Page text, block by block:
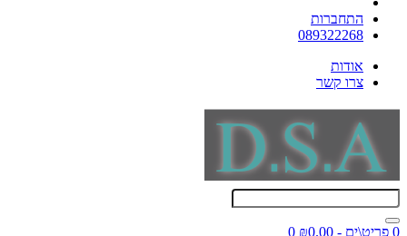
התחברות
089322268
אודות
צרו קשר
0 פריט\ים - ₪0.00 0